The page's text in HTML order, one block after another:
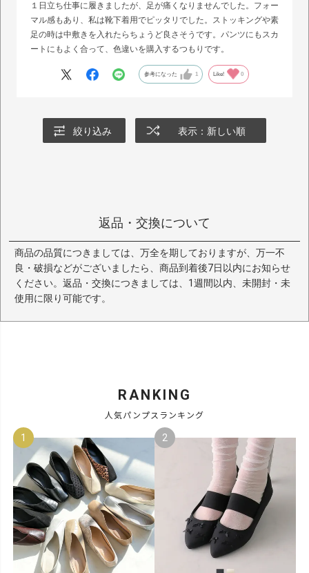
１日立ち仕事に履きましたが、足が痛くなりませんでした。フォー
マル感もあり、私は靴下着用でピッタリでした。ストッキングや素
足の時は中敷きを入れたらちょうど良さそうです。パンツにもスカ
ートにもよく合って、色違いを購入するつもりです。
参考になった 1 Like! 0
絞り込み 表示：新しい順
返品・交換について
商品の品質につきましては、万全を期しておりますが、万一不
良・破損などがございましたら、商品到着後7日以内にお知らせ
ください。返品・交換につきましては、1週間以内、未開封・未
使用に限り可能です。
RANKING
人気パンプスランキング